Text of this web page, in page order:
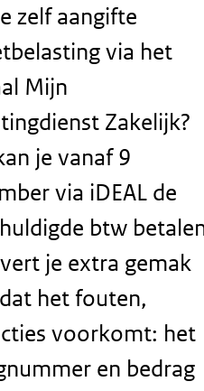
zelf aangifte
via het
Mijn
Zakelijk?
je vanaf 9
via iDEAL de
btw
je extra gemak
het fouten,
voorkomt: het
en bedrag